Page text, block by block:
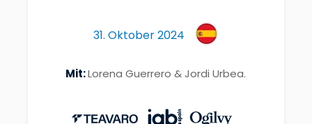
31. Oktober 2024
Mit:Lorena Guerrero & Jordi Urbea.